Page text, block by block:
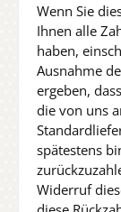
Wenn Sie
Ihnen alle
haben,
Ausnahme
ergeben,
die von uns
spätestens
Widerruf